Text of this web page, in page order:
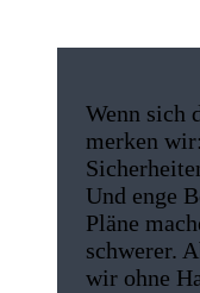
Wenn sich
merken
Und enge
Pläne
schwerer.
wir ohne